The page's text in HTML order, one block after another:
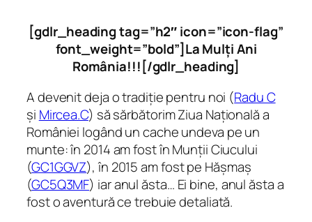
[gdlr_heading tag=”h2″ icon=”icon-flag”
font_weight=”bold”]La Mulți Ani
România!!![/gdlr_heading]
A devenit deja o tradiție pentru noi (Radu C
și Mircea.C) să sărbătorim Ziua Națională a
României logând un cache undeva pe un
munte: în 2014 am fost în Munții Ciucului
(GC1GGVZ), în 2015 am fost pe Hășmaș
(GC5Q3MF) iar anul ăsta… Ei bine, anul ăsta a
fost o aventură ce trebuie detaliată.